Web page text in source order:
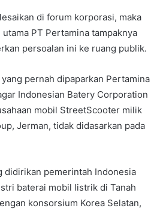
di forum korporasi, maka
PT Pertamina tampaknya
persoalan ini ke ruang publik.
pernah dipaparkan Pertamina
Indonesian Batery Corporation
mobil StreetScooter milik
Jerman, tidak didasarkan pada
didirikan pemerintah Indonesia
baterai mobil listrik di Tanah
konsorsium Korea Selatan,